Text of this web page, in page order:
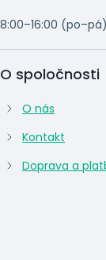
8:00–16:00 (po–pá)
O spoločnosti
O nás
Kontakt
Doprava a